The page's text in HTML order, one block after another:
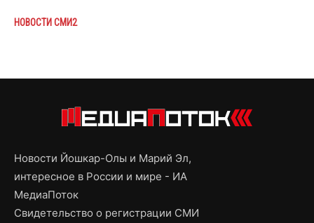
НОВОСТИ СМИ2
Новости Йошкар-Олы и Марий Эл,
интересное в России и мире - ИА
МедиаПоток
Свидетельство о регистрации СМИ